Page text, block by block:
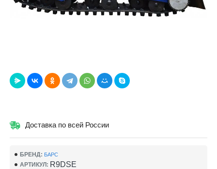
Доставка по всей России
БРЕНД: БАРС
АРТИКУЛ: R9DSE